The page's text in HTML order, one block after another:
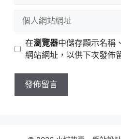
址
站
址
在瀏覽器中儲存顯示名稱
網站網址，以供下次發佈